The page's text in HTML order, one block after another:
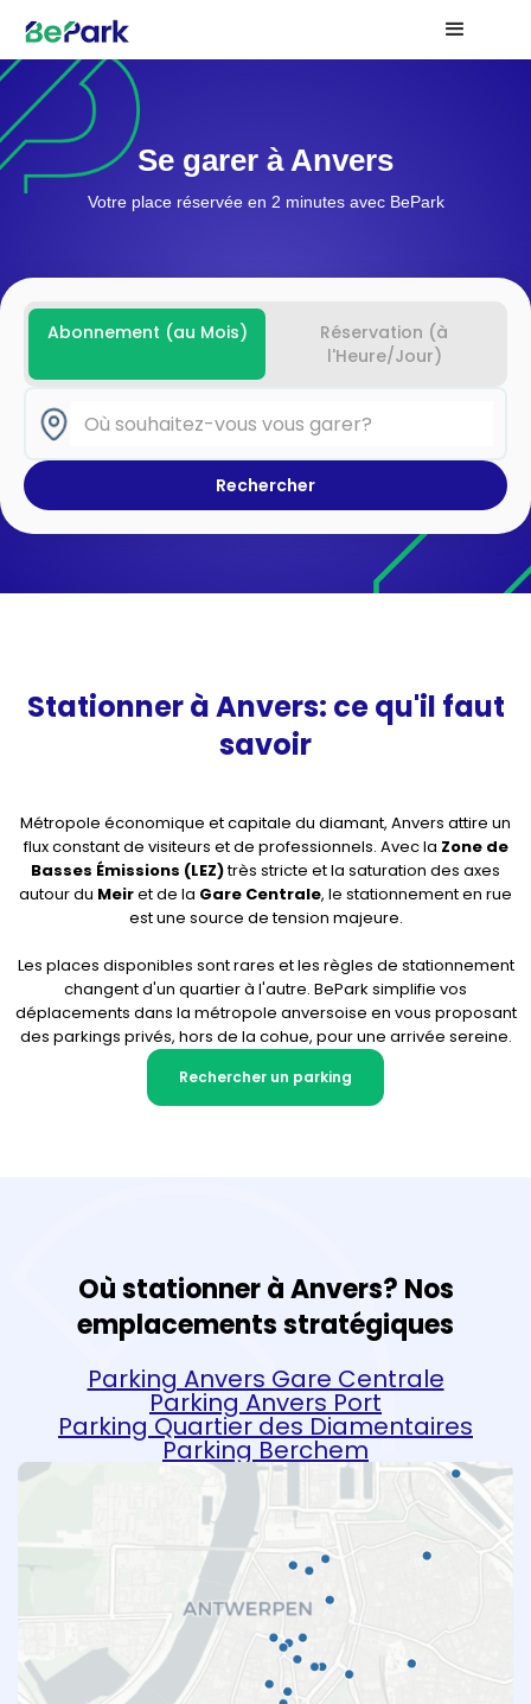
Se garer à Anvers
Votre place réservée en 2 minutes avec BePark
Abonnement (au Mois)
Réservation (à
l'Heure/Jour)
Stationner à Anvers: ce qu'il faut
savoir
Métropole économique et capitale du diamant, Anvers attire un
flux constant de visiteurs et de professionnels. Avec la Zone de
Basses Émissions (LEZ)très stricte et la saturation des axes
autour du Meiret de la Gare Centrale, le stationnement en rue
est une source de tension majeure.
Les places disponibles sont rares et les règles de stationnement
changent d'un quartier à l'autre. BePark simplifie vos
déplacements dans la métropole anversoise en vous proposant
des parkings privés, hors de la cohue, pour une arrivée sereine.
Rechercher un parking
Où stationner à Anvers? Nos
emplacements stratégiques
Parking Anvers Gare Centrale
Parking Anvers Port
Parking Quartier des Diamentaires
Parking Berchem